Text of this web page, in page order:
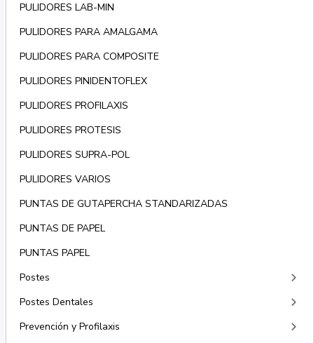
PULIDORES LAB-MIN
PULIDORES PARA AMALGAMA
PULIDORES PARA COMPOSITE
PULIDORES PINIDENTOFLEX
PULIDORES PROFILAXIS
PULIDORES PROTESIS
PULIDORES SUPRA-POL
PULIDORES VARIOS
PUNTAS DE GUTAPERCHA STANDARIZADAS
PUNTAS DE PAPEL
PUNTAS PAPEL
Postes
keyboard_arrow_right
Postes Dentales keyboard_arrow_right
Prevención y Profilaxis keyboard_arrow_right